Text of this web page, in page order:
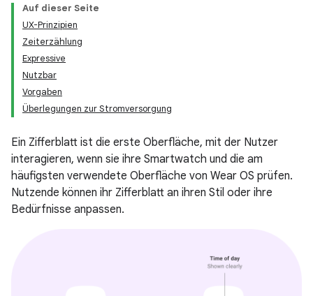
Auf dieser Seite
UX-Prinzipien
Zeiterzählung
Expressive
Nutzbar
Vorgaben
Überlegungen zur Stromversorgung
Ein Zifferblatt ist die erste Oberfläche, mit der Nutzer
interagieren, wenn sie ihre Smartwatch und die am
häufigsten verwendete Oberfläche von Wear OS prüfen.
Nutzende können ihr Zifferblatt an ihren Stil oder ihre
Bedürfnisse anpassen.